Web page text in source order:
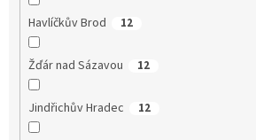
Havlíčkův Brod 12
Žďár nad Sázavou 12
Jindřichův Hradec 12